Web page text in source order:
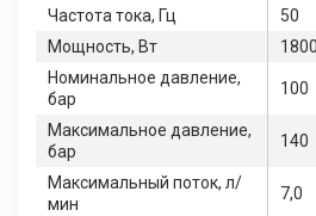
Частота тока, Гц
50
Мощность, Вт
1800
Номинальное давление,
бар
100
Максимальное давление,
бар
140
Максимальный поток, л/
мин
7,0